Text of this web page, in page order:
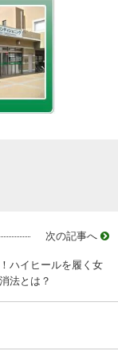
次の記事へ
ハイヒールを履く女
法とは？